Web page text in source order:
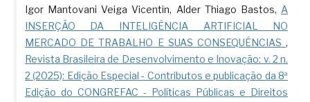
Igor Mantovani Veiga Vicentin, Alder Thiago Bastos,A
INSERÇÃO DA INTELIGÊNCIA ARTIFICIAL NO
MERCADO DE TRABALHO E SUAS CONSEQUÊNCIAS,
Revista Brasileira de Desenvolvimento e Inovação: v. 2 n.
2 (2025): Edição Especial - Contributos e publicação da 8ª
Edição do CONGREFAC - Políticas Públicas e Direitos